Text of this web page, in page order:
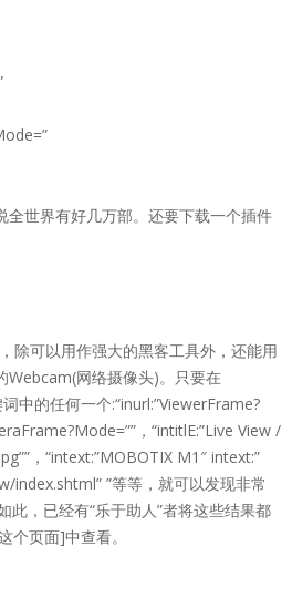
全世界有好几万部。还要下载一个插件
除可以用作强大的黑客工具外，还能用
Webcam(网络摄像头)。只要在
中的任何一个:“inurl:”ViewerFrame?
，“intitlE:”Live View /
，“intext:”MOBOTIX M1″ intext:”
index.shtml” ”等等，就可以发现非常
此，已经有“乐于助人”者将这些结果都
个页面]中查看。